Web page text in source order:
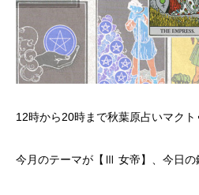
12時から20時まで秋葉原占いマクト
今月のテーマが【Ⅲ 女帝】、今日の